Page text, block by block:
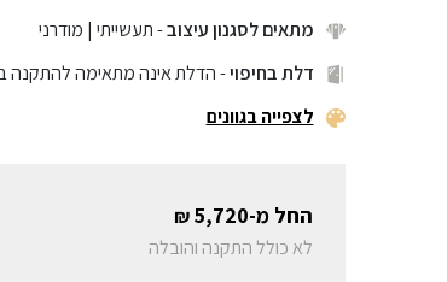
מתאים לסגנון עיצוב- תעשייתי | מודרני
דלת בחיפוי- הדלת אינה מתאימה להתקנה
לצפייה בגוונים
החל מ- ₪5,720
לא כולל התקנה והובלה